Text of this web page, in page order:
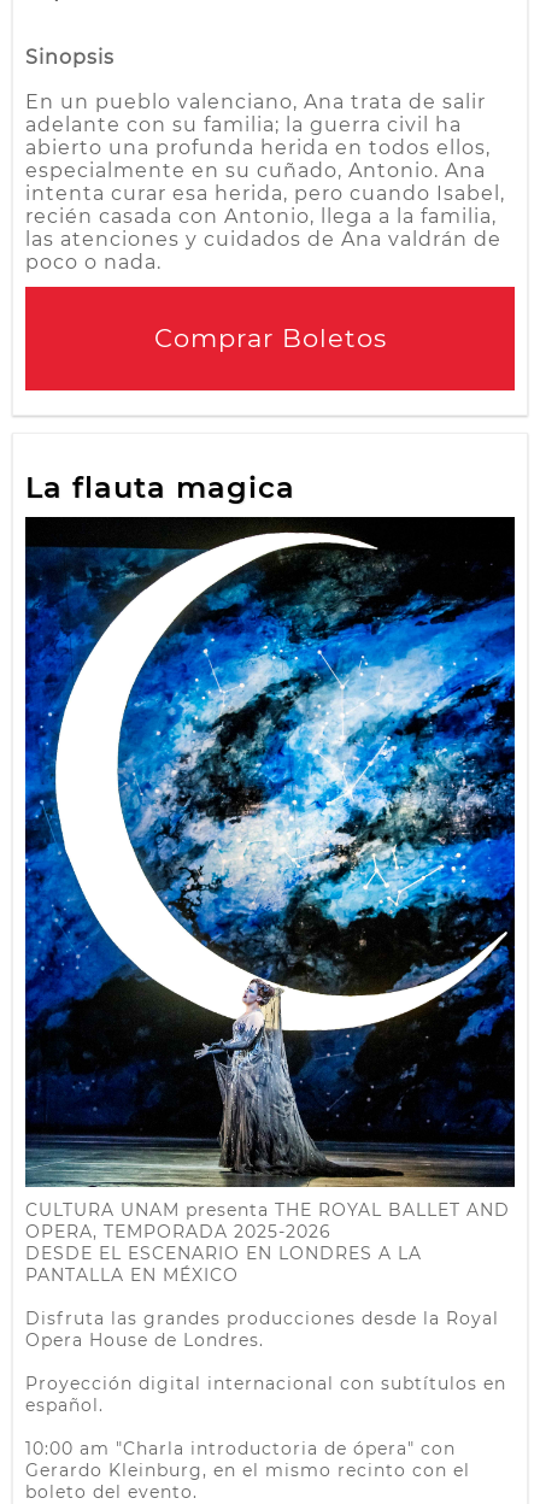
Sinopsis
En un pueblo valenciano, Ana trata de salir
adelante con su familia; la guerra civil ha
abierto una profunda herida en todos ellos,
especialmente en su cuñado, Antonio. Ana
intenta curar esa herida, pero cuando Isabel,
recién casada con Antonio, llega a la familia,
las atenciones y cuidados de Ana valdrán de
poco o nada.
Comprar Boletos
La flauta magica
CULTURA UNAM presenta THE ROYAL BALLET AND
OPERA, TEMPORADA 2025-2026
DESDE EL ESCENARIO EN LONDRES A LA
PANTALLA EN MÉXICO
Disfruta las grandes producciones desde la Royal
Opera House de Londres.
Proyección digital internacional con subtítulos en
español.
10:00 am "Charla introductoria de ópera" con
Gerardo Kleinburg, en el mismo recinto con el
boleto del evento.